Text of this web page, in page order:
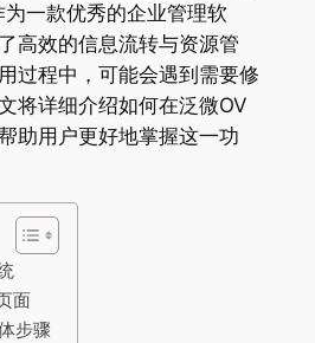
一款优秀的企业管理软
高效的信息流转与资源管
过程中，可能会遇到需要修
将详细介绍如何在泛微OV
助用户更好地掌握这一功
面
步骤